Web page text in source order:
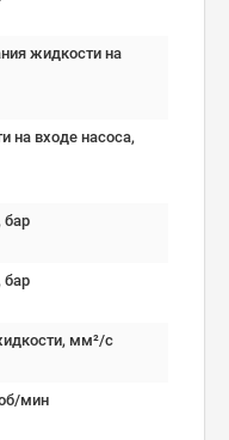
жидкости на
на входе насоса,
бар
бар
мм²/c
мин